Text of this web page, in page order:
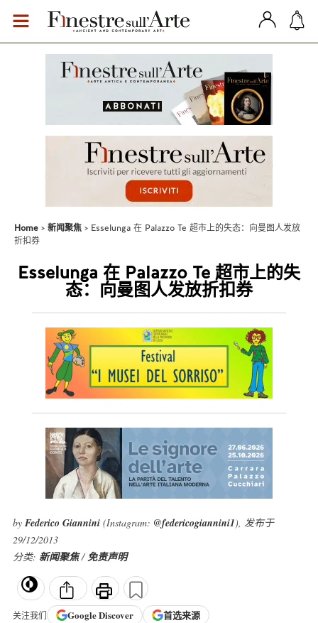
Home 新闻聚焦
Esselunga 在 Palazzo Te 超市上的失态：向曼图人发放
折扣券
Esselunga 在 Palazzo Te 超市上的失
态：向曼图人发放折扣券
by Federico Giannini(Instagram: @federicogiannini1), 发布于
29/12/2013
分类: 新闻聚焦/免责声明
关注我们 GoogleDiscover 首选来源